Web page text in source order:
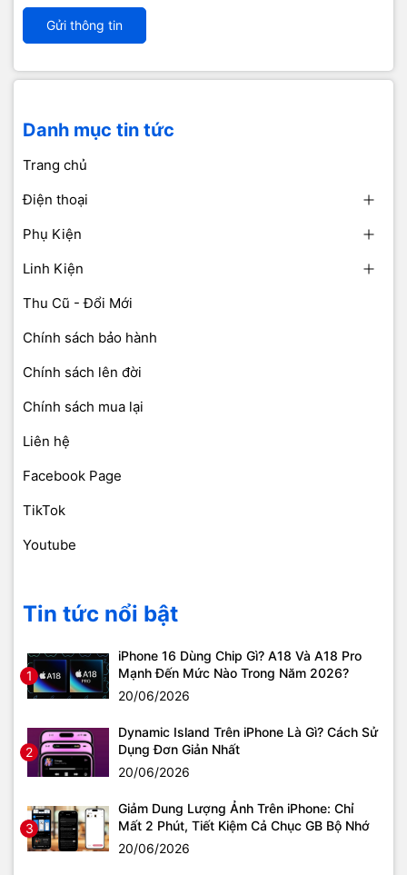
Gửi thông tin
Danh mục tin tức
Trang chủ
Điện thoại
Phụ Kiện
Linh Kiện
Thu Cũ - Đổi Mới
Chính sách bảo hành
Chính sách lên đời
Chính sách mua lại
Liên hệ
Facebook Page
TikTok
Youtube
Tin tức nổi bật
1
iPhone 16 Dùng Chip Gì? A18 Và A18 Pro
Mạnh Đến Mức Nào Trong Năm 2026?
20/06/2026
2
Dynamic Island Trên iPhone Là Gì? Cách Sử
Dụng Đơn Giản Nhất
20/06/2026
3
Giảm Dung Lượng Ảnh Trên iPhone: Chỉ
Mất 2 Phút, Tiết Kiệm Cả Chục GB Bộ Nhớ
20/06/2026